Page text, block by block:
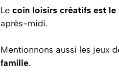
Le coin loisirs créatifs est le
après-midi.
Mentionnons aussi les jeux
famille.